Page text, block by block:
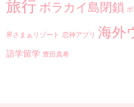
旅行 ボラカイ島閉鎖
界さまぁリゾート 恋神アプリ 海外
語学留学 豊田真希